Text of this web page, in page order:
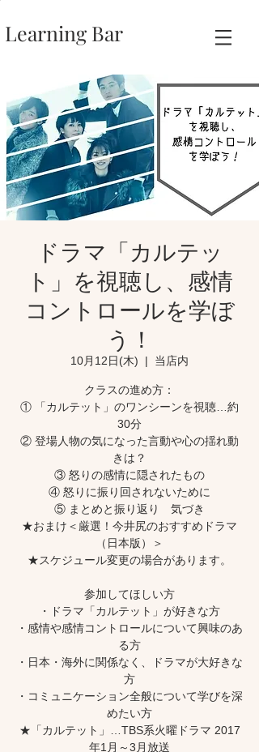
Learning Bar
ドラマ「カルテッ
ト」を視聴し、感情
コントロールを学ぼ
う！
10月12日(木)
  |
当店内
クラスの進め方：
① 「カルテット」のワンシーンを視聴…約
30分
② 登場人物の気になった言動や心の揺れ動
きは？
③ 怒りの感情に隠されたもの
④ 怒りに振り回されないために
⑤ まとめと振り返り 気づき
★おまけ＜厳選！今井尻のおすすめドラマ
（日本版）＞
★スケジュール変更の場合があります。
参加してほしい方
・ドラマ「カルテット」が好きな方
・感情や感情コントロールについて興味のあ
る方
・日本・海外に関係なく、ドラマが大好きな
方
・コミュニケーション全般について学びを深
めたい方
★「カルテット」…TBS系火曜ドラマ 2017
年1月～3月放送